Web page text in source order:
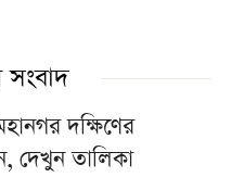
সংবাদ
দক্ষিণের
দেখুন তালিকা